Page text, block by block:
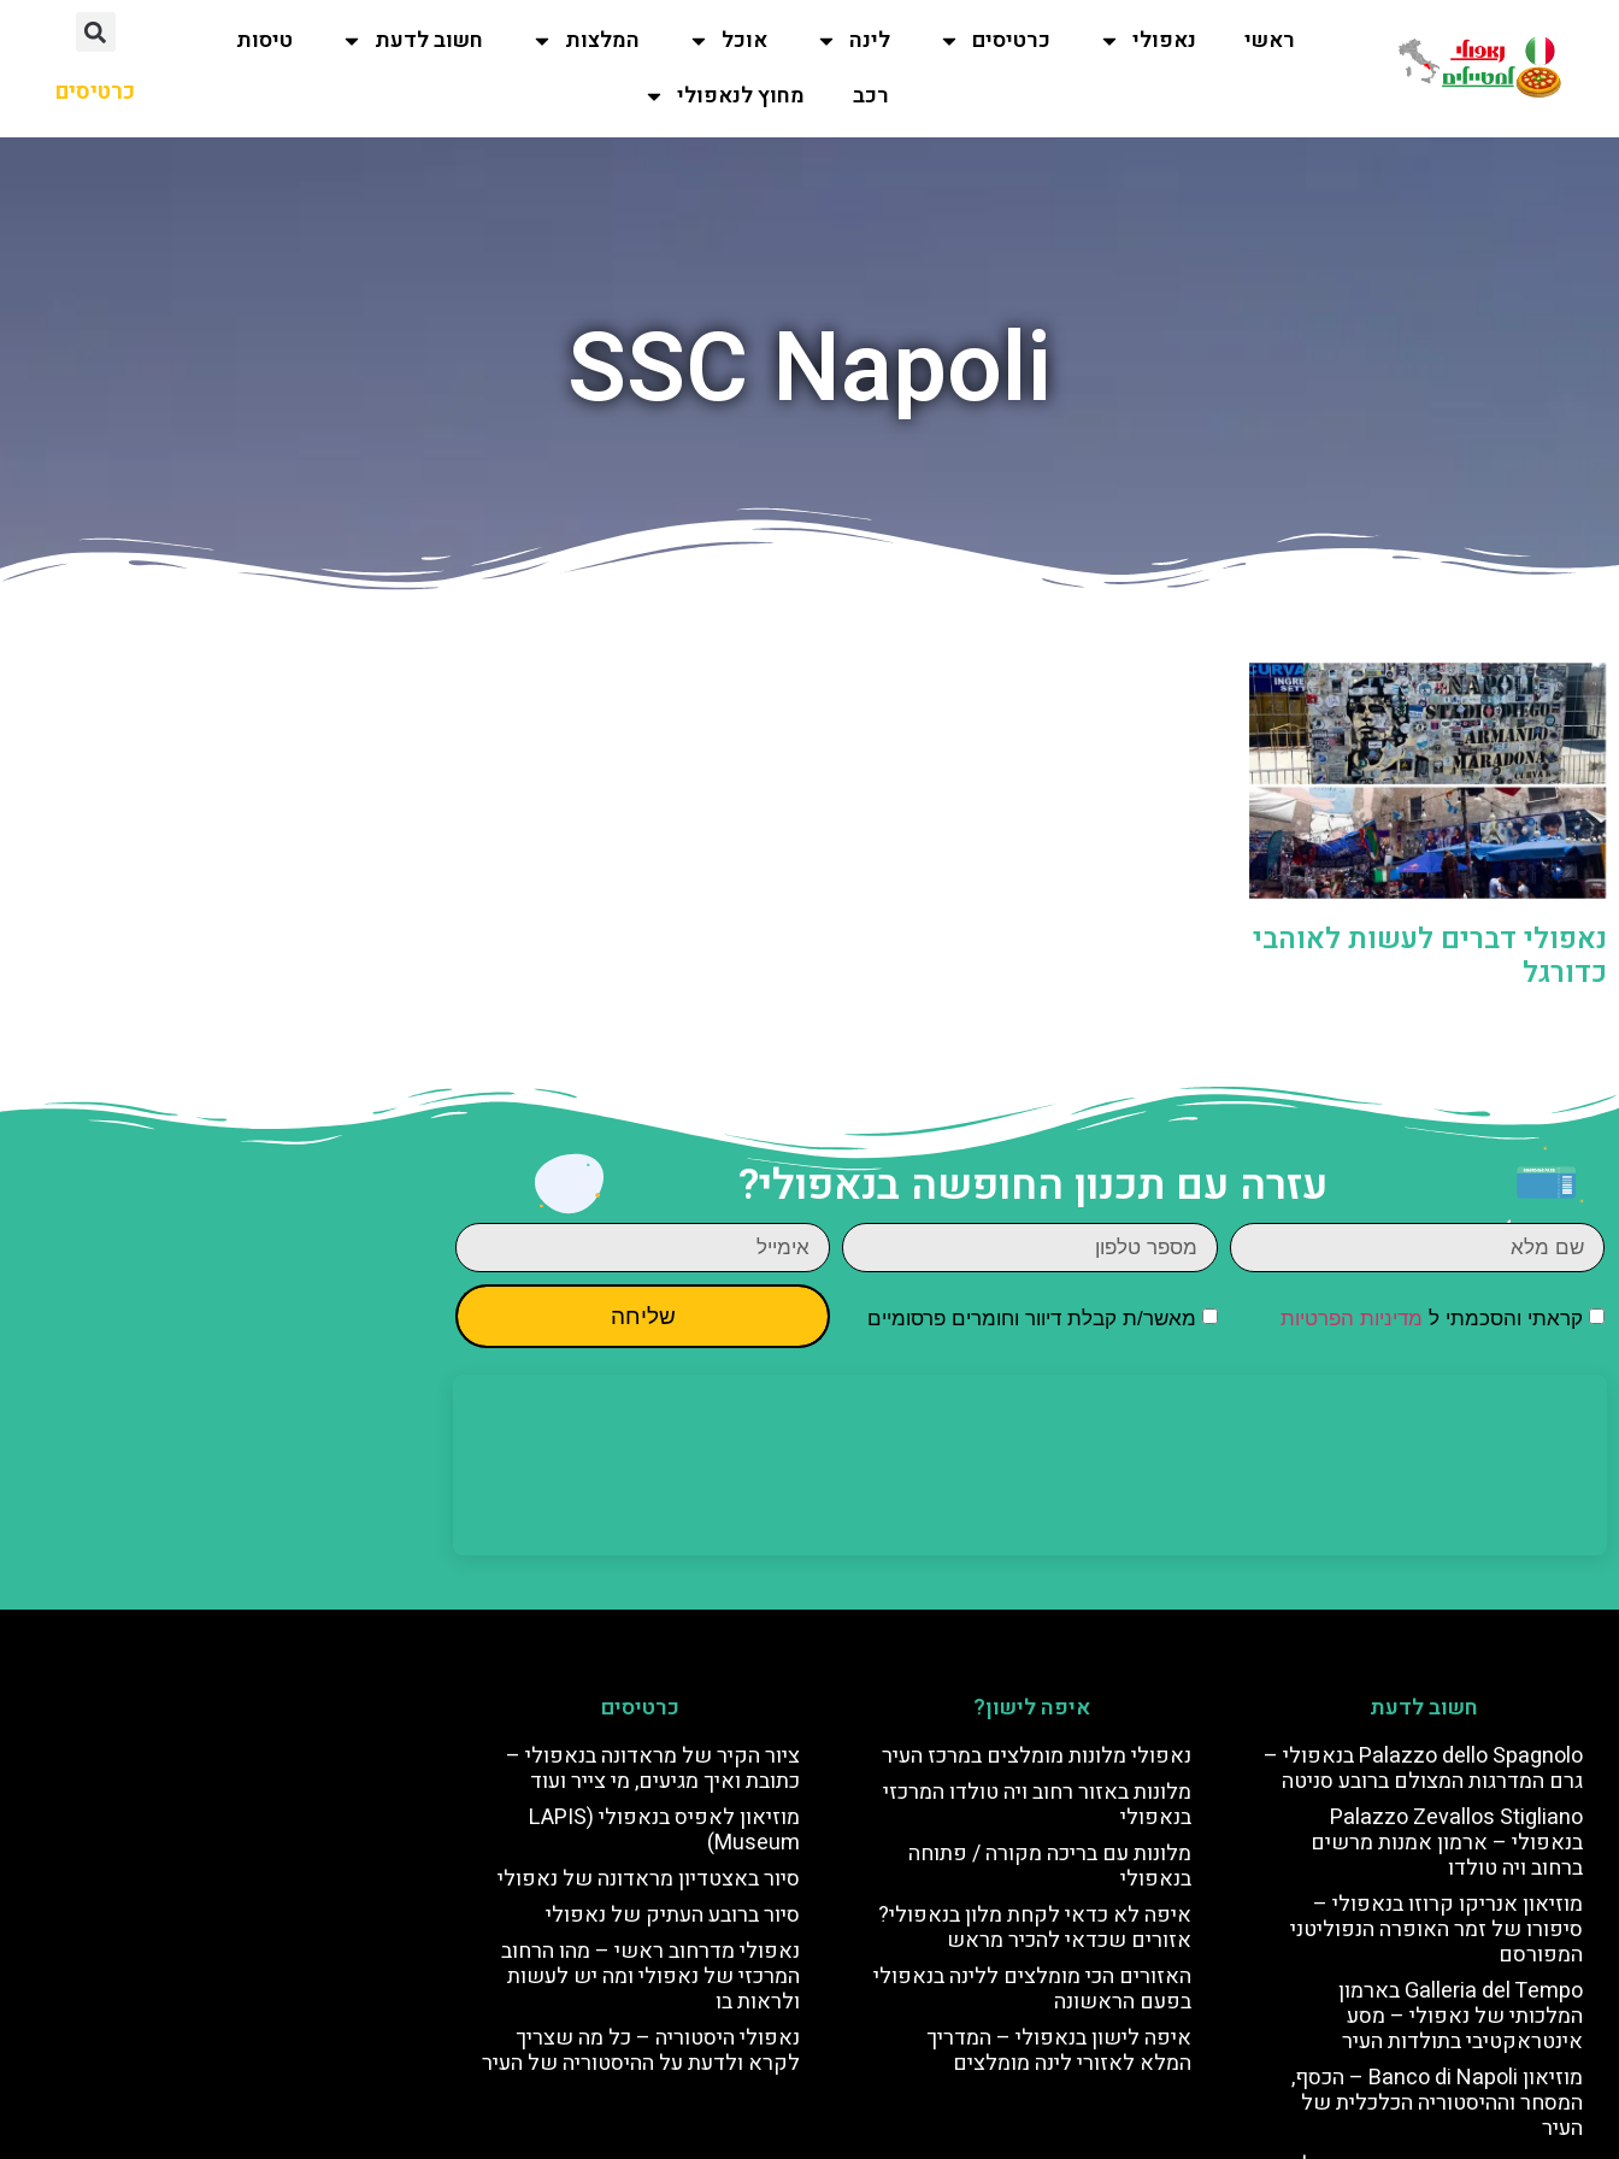
ראשי נאפולי כרטיסים לינה אוכל המלצות חשוב לדעת
טיסות
רכב
מחוץ לנאפולי כרטיסים
SSC Napoli
נאפולי דברים לעשות לאוהבי
כדורגל
עזרה עם תכנון החופשה בנאפולי?
קראתי והסכמתי ל מדיניות הפרטיות מאשר/ת קבלת דיוור וחומרים פרסומיים שליחה
חשוב לדעת
Palazzo dello Spagnolo בנאפולי –
גרם המדרגות המצולם ברובע סניטה
Palazzo Zevallos Stigliano
בנאפולי – ארמון אמנות מרשים
ברחוב ויה טולדו
מוזיאון אנריקו קרוזו בנאפולי –
סיפורו של זמר האופרה הנפוליטני
המפורסם
Galleria del Tempo בארמון
המלכותי של נאפולי – מסע
אינטראקטיבי בתולדות העיר
מוזיאון Banco di Napoli – הכסף,
המסחר וההיסטוריה הכלכלית של
העיר
איפה לישון?
נאפולי מלונות מומלצים במרכז העיר
מלונות באזור רחוב ויה טולדו המרכזי
בנאפולי
מלונות עם בריכה מקורה / פתוחה
בנאפולי
איפה לא כדאי לקחת מלון בנאפולי?
אזורים שכדאי להכיר מראש
האזורים הכי מומלצים ללינה בנאפולי
בפעם הראשונה
איפה לישון בנאפולי – המדריך
המלא לאזורי לינה מומלצים
כרטיסים
ציור הקיר של מראדונה בנאפולי –
כתובת ואיך מגיעים, מי צייר ועוד
מוזיאון לאפיס בנאפולי (LAPIS
Museum)
סיור באצטדיון מראדונה של נאפולי
סיור ברובע העתיק של נאפולי
נאפולי מדרחוב ראשי – מהו הרחוב
המרכזי של נאפולי ומה יש לעשות
ולראות בו
נאפולי היסטוריה – כל מה שצריך
לקרא ולדעת על ההיסטוריה של העיר